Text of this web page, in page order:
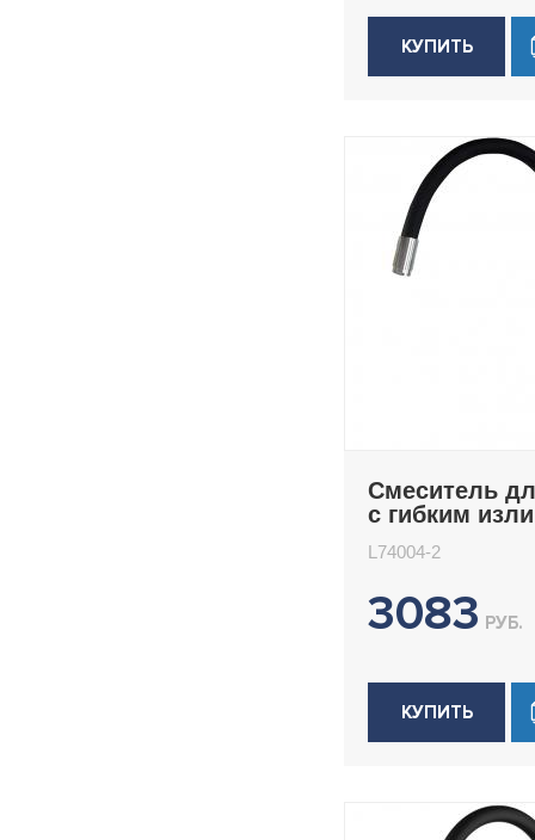
КУПИТЬ
Смеситель
с гибким
L74004-2
3083 РУБ.
КУПИТЬ